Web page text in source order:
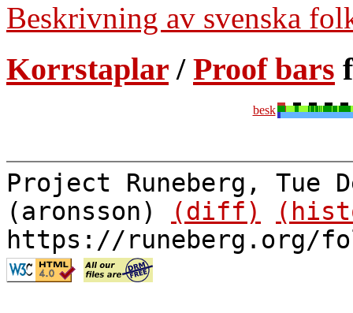
Beskrivning av svenska
Korrstaplar / Proof bars
besk
Project Runeberg, Tue
(aronsson)
(diff)
https://runeberg.org/